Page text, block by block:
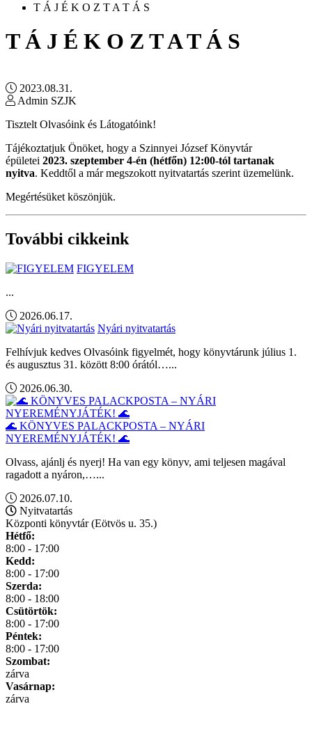
T Á J É K O Z T A T Á S
T Á J É K O Z T A T Á S
2023.08.31.
Admin SZJK
Tisztelt Olvasóink és Látogatóink!
Tájékoztatjuk Önöket, hogy a Szinnyei József Könyvtár
épületei 2023. szeptember 4-én (hétfőn) 12:00-tól tartanak
nyitva. Keddtől a már megszokott nyitvatartás szerint üzemelünk.
Megértésüket köszönjük.
További cikkeink
FIGYELEM
...
2026.06.17.
Nyári nyitvatartás
Felhívjuk kedves Olvasóink figyelmét, hogy könyvtárunk július 1.
és augusztus 31. között 8:00 órától…...
2026.06.30.
🌊 KÖNYVES PALACKPOSTA – NYÁRI
NYEREMÉNYJÁTÉK! 🌊
Olvass, ajánlj és nyerj! Ha van egy könyv, ami teljesen magával
ragadott a nyáron,…...
2026.07.10.
Nyitvatartás
Központi könyvtár (Eötvös u. 35.)
Hétfő:
8:00 - 17:00
Kedd:
8:00 - 17:00
Szerda:
8:00 - 18:00
Csütörtök:
8:00 - 17:00
Péntek:
8:00 - 17:00
Szombat:
zárva
Vasárnap:
zárva